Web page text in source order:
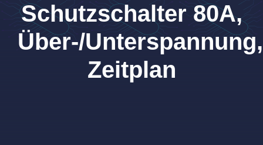
Schutzschalter 80A,
Über-/Unterspannung,
Zeitplan